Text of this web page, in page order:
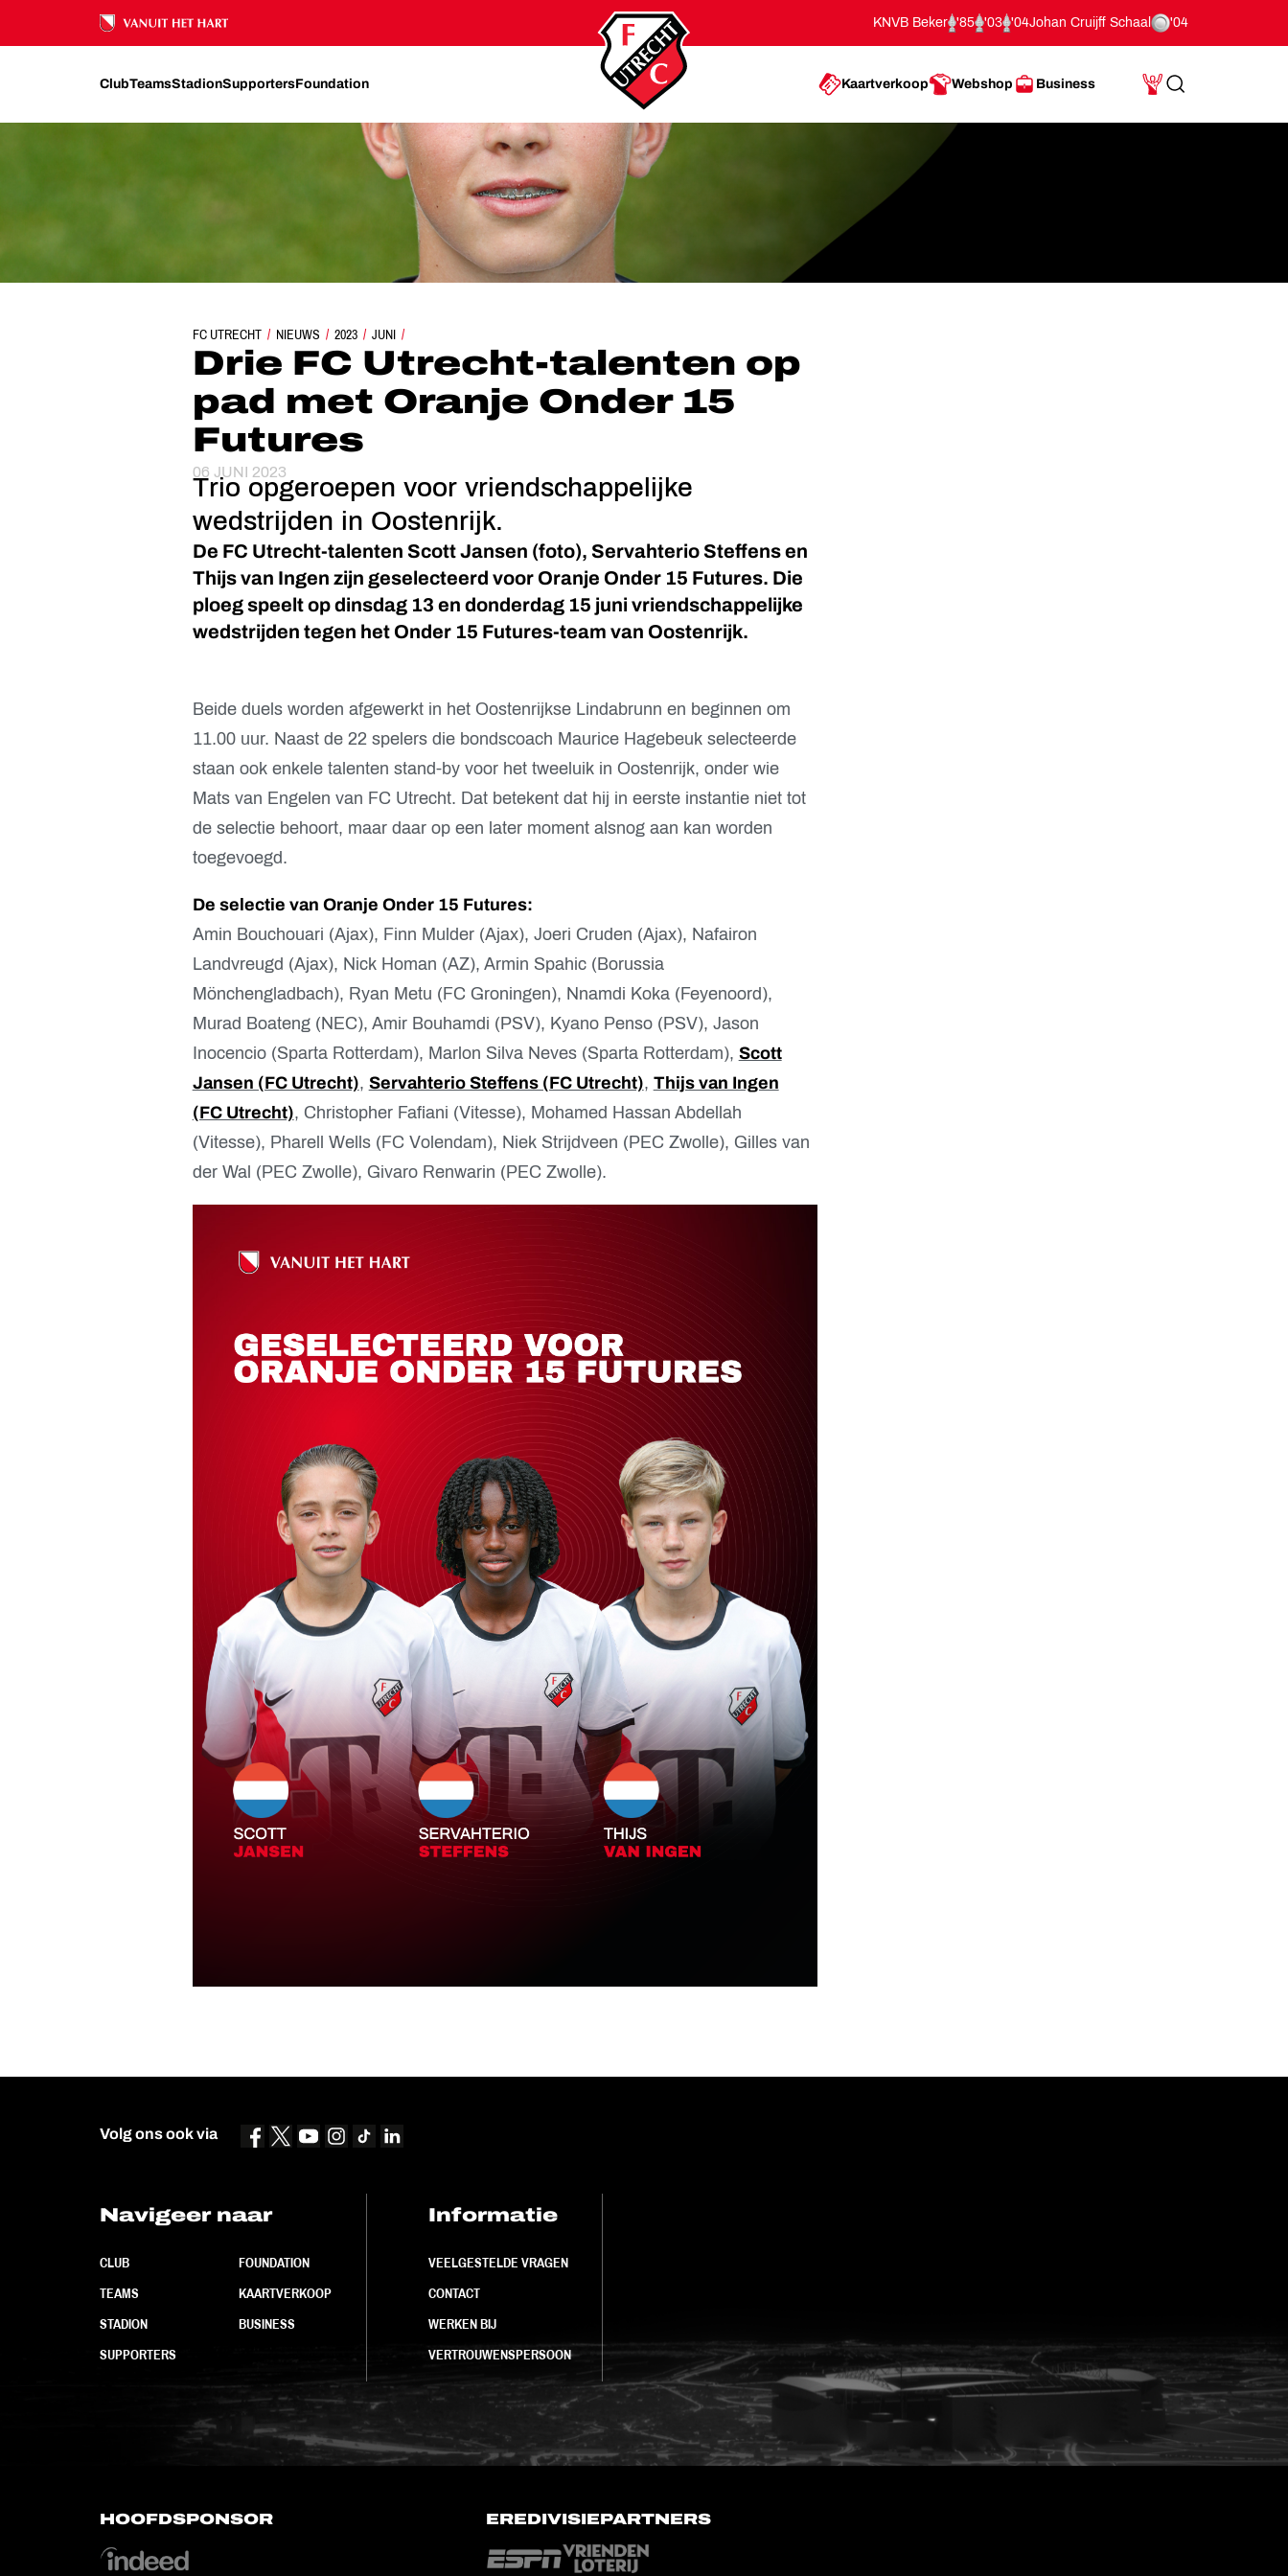
Ons nalatenschap
KNVB Beker '85 '03 '04Johan Cruijff Schaal '04
ClubTeamsStadionSupportersFoundation Kaartverkoop Webshop Business
Mijn Account
Search
FC UTRECHT NIEUWS 2023 JUNI
DRIE FC UTRECHT-TALENTEN OP PAD MET ORANJE ONDER 15 FUTURES
Drie FC Utrecht-talenten op
pad met Oranje Onder 15
Futures
06 JUNI 2023
Trio opgeroepen voor vriendschappelijke
wedstrijden in Oostenrijk.
De FC Utrecht-talenten Scott Jansen (foto), Servahterio Steffens en
Thijs van Ingen zijn geselecteerd voor Oranje Onder 15 Futures. Die
ploeg speelt op dinsdag 13 en donderdag 15 juni vriendschappelijke
wedstrijden tegen het Onder 15 Futures-team van Oostenrijk.
Beide duels worden afgewerkt in het Oostenrijkse Lindabrunn en beginnen om
11.00 uur. Naast de 22 spelers die bondscoach Maurice Hagebeuk selecteerde
staan ook enkele talenten stand-by voor het tweeluik in Oostenrijk, onder wie
Mats van Engelen van FC Utrecht. Dat betekent dat hij in eerste instantie niet tot
de selectie behoort, maar daar op een later moment alsnog aan kan worden
toegevoegd.
De selectie van Oranje Onder 15 Futures:
Amin Bouchouari (Ajax), Finn Mulder (Ajax), Joeri Cruden (Ajax), Nafairon
Landvreugd (Ajax), Nick Homan (AZ), Armin Spahic (Borussia
Mönchengladbach), Ryan Metu (FC Groningen), Nnamdi Koka (Feyenoord),
Murad Boateng (NEC), Amir Bouhamdi (PSV), Kyano Penso (PSV), Jason
Inocencio (Sparta Rotterdam), Marlon Silva Neves (Sparta Rotterdam), Scott
Jansen (FC Utrecht), Servahterio Steffens (FC Utrecht), Thijs van Ingen
(FC Utrecht), Christopher Fafiani (Vitesse), Mohamed Hassan Abdellah
(Vitesse), Pharell Wells (FC Volendam), Niek Strijdveen (PEC Zwolle), Gilles van
der Wal (PEC Zwolle), Givaro Renwarin (PEC Zwolle).
Volg ons ook via
Navigeer naar
CLUB
TEAMS
STADION
SUPPORTERS
FOUNDATION
KAARTVERKOOP
BUSINESS
Informatie
VEELGESTELDE VRAGEN
CONTACT
WERKEN BIJ
VERTROUWENSPERSOON
HOOFDSPONSOR EREDIVISIEPARTNERS